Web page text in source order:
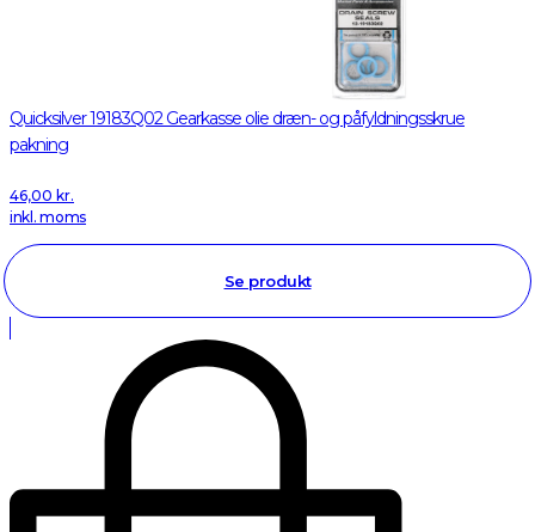
Quicksilver 19183Q02 Gearkasse olie dræn- og påfyldningsskrue
pakning
46,00 kr.
inkl. moms
Se produkt